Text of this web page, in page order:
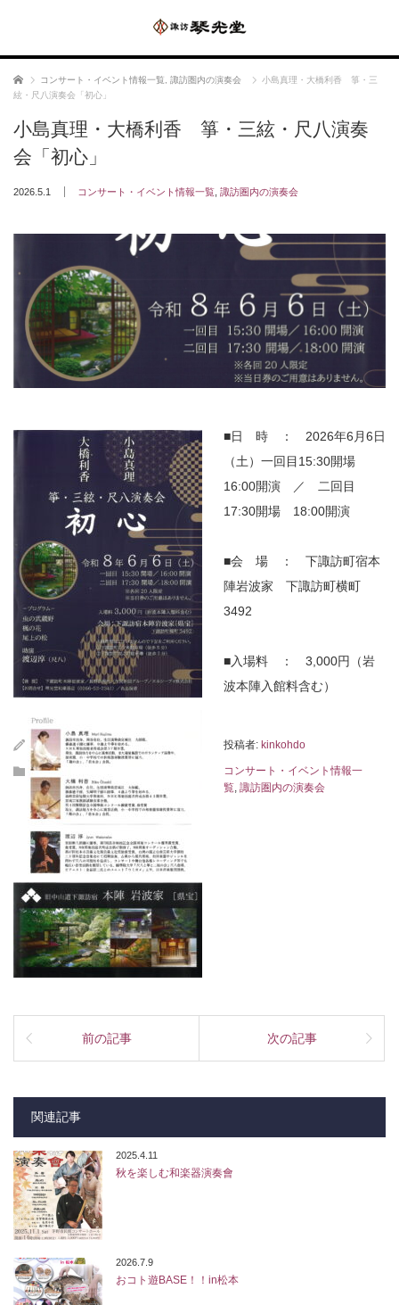
ホーム コンサート・イベント情報一覧 諏訪圏内の演奏会
小島真理・大橋利香 箏・三
絃・尺八演奏会「初心」
小島真理・大橋利香 箏・三絃・尺八演奏
会「初心」
2026.5.1 コンサート・イベント情報一覧 諏訪圏内の演奏会
■日 時 ： 2026年6月6日
（土）一回目15:30開場
16:00開演 ／ 二回目
17:30開場 18:00開演
■会 場 ： 下諏訪町宿本
陣岩波家 下諏訪町横町
3492
■入場料 ： 3,000円（岩
波本陣入館料含む）
投稿者: kinkohdo
コンサート・イベント情報一
覧, 諏訪圏内の演奏会
前の記事 次の記事
関連記事
2025.4.11
秋を楽しむ和楽器演奏會
2026.7.9
おコト遊BASE！！in松本